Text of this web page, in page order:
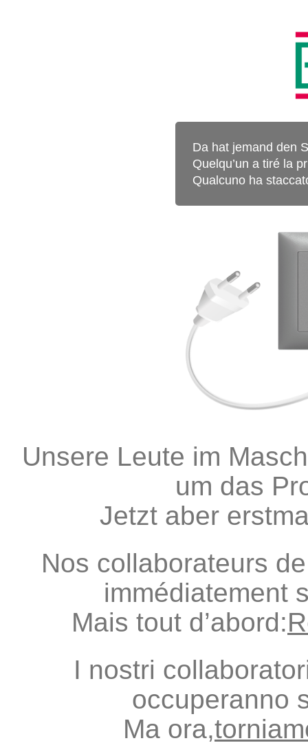
Da hat jemand den
Quelqu’un a tiré la
Qualcuno ha
Unsere Leute im
um das
Jetzt aber
Nos collaborateurs
immédiatement
Mais tout d’abord:
I nostri
occuperanno
Ma ora,